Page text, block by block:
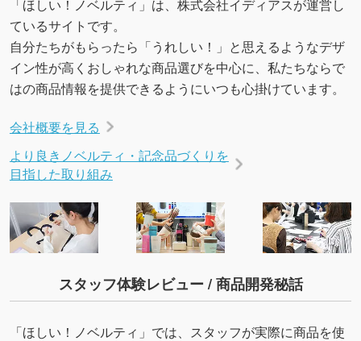
「ほしい！ノベルティ」は、株式会社イディアスが運営し
ているサイトです。
自分たちがもらったら「うれしい！」と思えるようなデザ
イン性が高くおしゃれな商品選びを中心に、私たちならで
はの商品情報を提供できるようにいつも心掛けています。
会社概要を見る
より良きノベルティ・記念品づくりを
目指した取り組み
スタッフ体験レビュー / 商品開発秘話
「ほしい！ノベルティ」では、スタッフが実際に商品を使